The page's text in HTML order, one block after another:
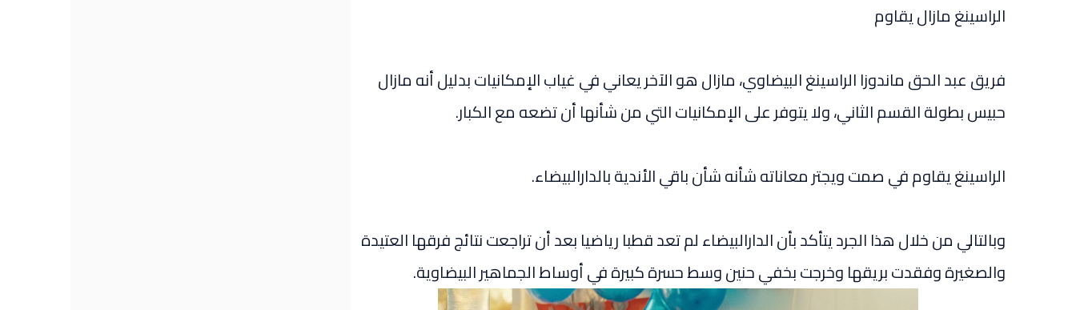
الراسينغ مازال يقاوم
فريق عبد الحق ماندوزا الراسينغ البيضاوي، مازال هو الآخر يعاني في غياب الإمكانيات بدليل أنه مازال
حبيس بطولة القسم الثاني، ولا يتوفر على الإمكانيات التي من شأنها أن تضعه مع الكبار.
الراسينغ يقاوم في صمت ويجتر معاناته شأنه شأن باقي الأندية بالدارالبيضاء.
وبالتالي من خلال هذا الجرد يتأكد بأن الدارالبيضاء لم تعد قطبا رياضيا بعد أن تراجعت نتائج فرقها العتيدة
والصغيرة وفقدت بريقها وخرجت بخفي حنين وسط حسرة كبيرة في أوساط الجماهير البيضاوية.